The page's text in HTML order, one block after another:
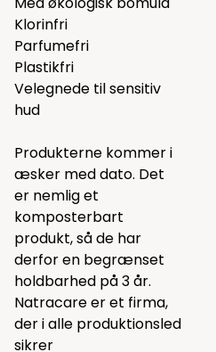
Klorinfri
Parfumefri
Plastikfri
Velegnede til sensitiv
hud
Produkterne kommer i
æsker med dato. Det
er nemlig et
komposterbart
produkt, så de har
derfor en begrænset
holdbarhed på 3 år.
Natracare er et firma,
der i alle produktionsled
sikrer